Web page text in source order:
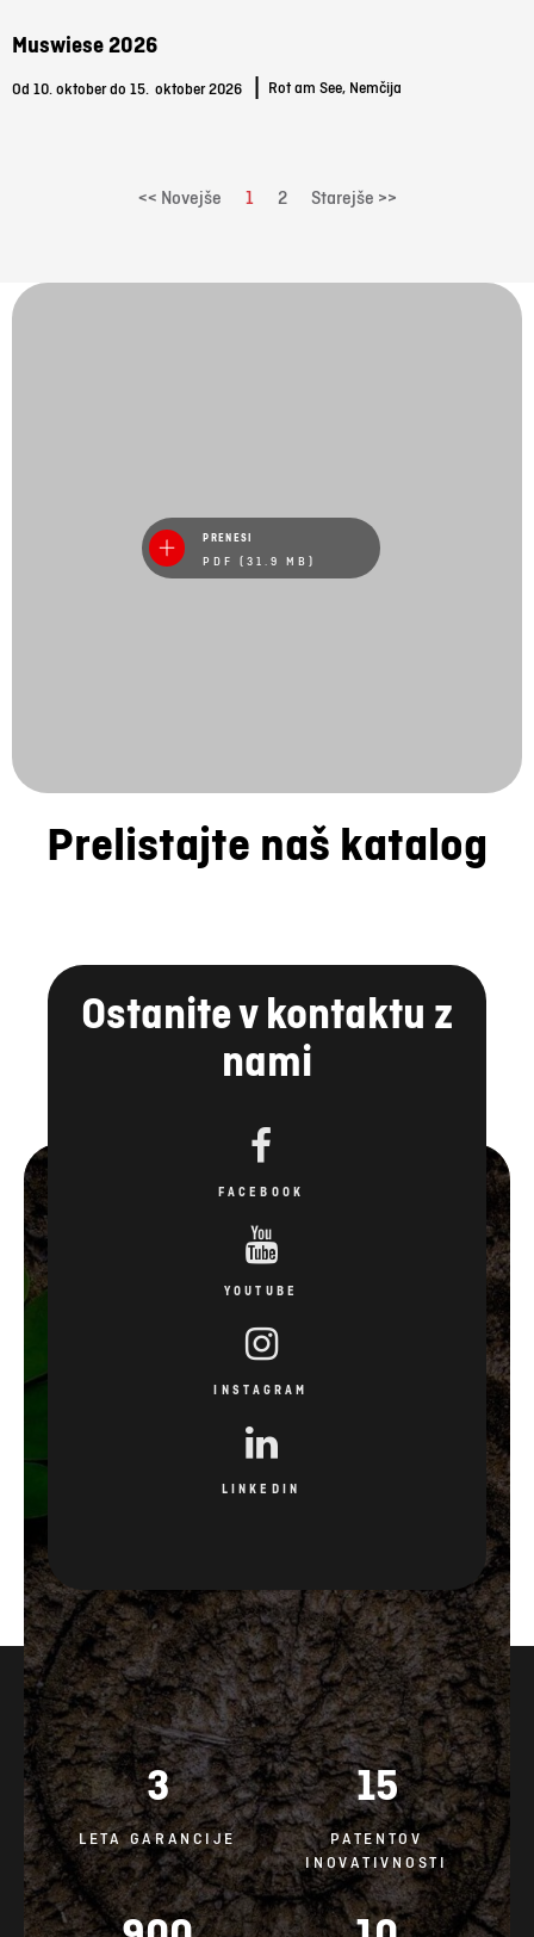
Muswiese 2026
Od 10. oktober do 15. oktober 2026 Rot am See, Nemčija
<< Novejše 1 2 Starejše >>
PRENESI
PDF (31.9 MB)
Prelistajte naš katalog
Ostanite v kontaktu z
nami
FACEBOOK
YOUTUBE
INSTAGRAM
LINKEDIN
3
LETA GARANCIJE
15
PATENTOV
INOVATIVNOSTI